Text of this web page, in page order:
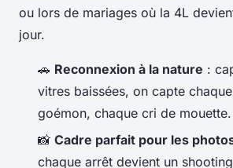
ou lors de mariages où la 4L
jour.
🚗 Reconnexion à la nature :
vitres baissées, on capte
goémon, chaque cri de mouette.
📸 Cadre parfait pour les
chaque arrêt devient un